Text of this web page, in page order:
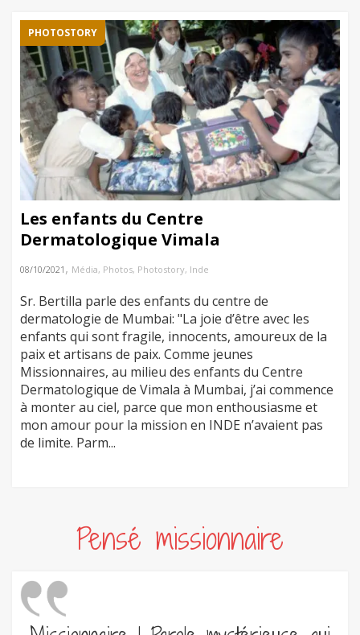
PHOTOSTORY
Les enfants du Centre
Dermatologique Vimala
08/10/2021 , Média, Photos, Photostory, Inde
Sr. Bertilla parle des enfants du centre de
dermatologie de Mumbai: "La joie d’être avec les
enfants qui sont fragile, innocents, amoureux de la
paix et artisans de paix. Comme jeunes
Missionnaires, au milieu des enfants du Centre
Dermatologique de Vimala à Mumbai, j’ai commence
à monter au ciel, parce que mon enthousiasme et
mon amour pour la mission en INDE n’avaient pas
de limite. Parm...
Pensé missionnaire